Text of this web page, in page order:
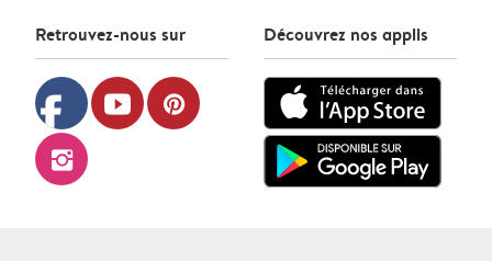
Retrouvez-nous sur
facebook youtube pinterest
instagram
Découvrez nos applis